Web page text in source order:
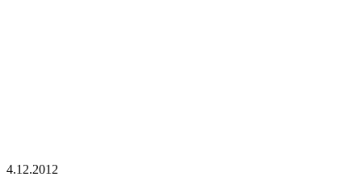
4.12.2012